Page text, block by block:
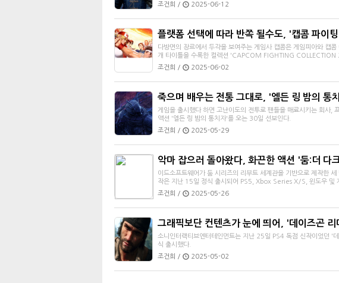
조건희 /
2025-06-12
플랫폼 선택에 따라 반쪽 될수도, '캡콤 파이
다방면의 장르에서 두각을 보여주는 게임사 캡콤은 게임피아와 캡
개 타이틀을 수록한 컬렉션 'CAPCOM FIGHTING COLLECTION
조건희 /
2025-06-02
죽으며 배우는 전통 그대로, '엘든 링 밤의 통
게임을 출시했다 하면 고난이도의 전투로 팬들을 매료시키는 회사,
액션 '엘든 링 밤의 통치자'를 오는 30일 선보인다.
조건희 /
2025-05-29
악마 잡으러 돌아왔다, 화끈한 액션 '둠:더 다
이드소프트웨어가 둠 시리즈의 리부트 세계관을 기반으로 제작한
작은 지난 15일 정식 출시되어 PS5, Xbox Series X/S, 윈도우 및
조건희 /
2025-05-26
그래픽보단 컨텐츠가 눈에 띄어, '데이즈곤 리
소니인터랙티브엔터테인먼트는 지난 25일 PS4 독점 신작이었던 '
식 출시했다.
조건희 /
2025-05-02